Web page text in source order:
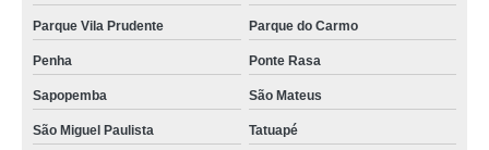
quanto custa lembrancinhas para chá de fralda Bauru
Parque Vila Prudente Parque do Carmo
Penha Ponte Rasa
Sapopemba São Mateus
São Miguel Paulista Tatuapé